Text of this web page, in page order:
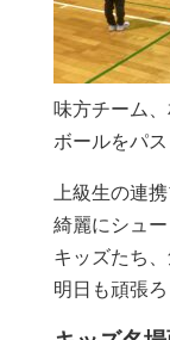
味方チーム
ボールをパ
上級生の連
綺麗にシュー
キッズたち
明日も頑張